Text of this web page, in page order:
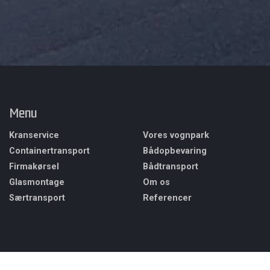
Menu
Kranservice
Containertransport
Firmakørsel​
Glasmontage
Særtransport
Vores vognpark
​Bådopbevaring
​Bådtransport
Om os
Referencer